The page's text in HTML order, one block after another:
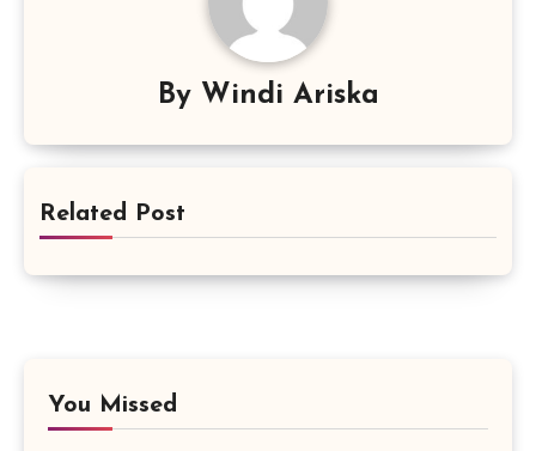
By Windi Ariska
Related Post
You Missed